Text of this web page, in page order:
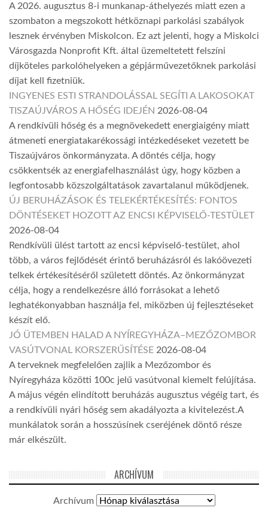
A 2026. augusztus 8-i munkanap-áthelyezés miatt ezen a
szombaton a megszokott hétköznapi parkolási szabályok
lesznek érvényben Miskolcon. Ez azt jelenti, hogy a Miskolci
Városgazda Nonprofit Kft. által üzemeltetett felszíni
díjköteles parkolóhelyeken a gépjárművezetőknek parkolási
díjat kell fizetniük.
INGYENES ESTI STRANDOLÁSSAL SEGÍTI A LAKOSOKAT
TISZAÚJVÁROS A HŐSÉG IDEJÉN 2026-08-04
A rendkívüli hőség és a megnövekedett energiaigény miatt
átmeneti energiatakarékossági intézkedéseket vezetett be
Tiszaújváros önkormányzata. A döntés célja, hogy
csökkentsék az energiafelhasználást úgy, hogy közben a
legfontosabb közszolgáltatások zavartalanul működjenek.
ÚJ BERUHÁZÁSOK ÉS TELEKÉRTÉKESÍTÉS: FONTOS
DÖNTÉSEKET HOZOTT AZ ENCSI KÉPVISELŐ-TESTÜLET
2026-08-04
Rendkívüli ülést tartott az encsi képviselő-testület, ahol
több, a város fejlődését érintő beruházásról és lakóövezeti
telkek értékesítéséről született döntés. Az önkormányzat
célja, hogy a rendelkezésre álló forrásokat a lehető
leghatékonyabban használja fel, miközben új fejlesztéseket
készít elő.
JÓ ÜTEMBEN HALAD A NYÍREGYHÁZA–MEZŐZOMBOR
VASÚTVONAL KORSZERŰSÍTÉSE 2026-08-04
A terveknek megfelelően zajlik a Mezőzombor és
Nyíregyháza közötti 100c jelű vasútvonal kiemelt felújítása.
A május végén elindított beruházás augusztus végéig tart, és
a rendkívüli nyári hőség sem akadályozta a kivitelezést.A
munkálatok során a hosszúsínek cseréjének döntő része
már elkészült.
ARCHÍVUM
Archívum